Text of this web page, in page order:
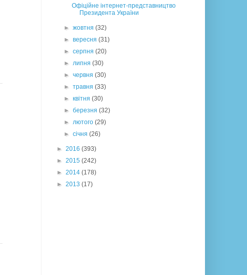
Офіційне інтернет-представництво
Президента України
►жовтня(32)
►вересня(31)
►серпня(20)
►липня(30)
►червня(30)
►травня(33)
►квітня(30)
►березня(32)
►лютого(29)
►січня(26)
► 2016 (393)
► 2015 (242)
► 2014 (178)
► 2013 (17)